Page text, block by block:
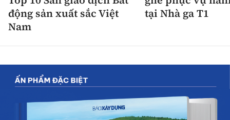
động sản xuất sắc Việt
Nam
tại Nhà ga T1